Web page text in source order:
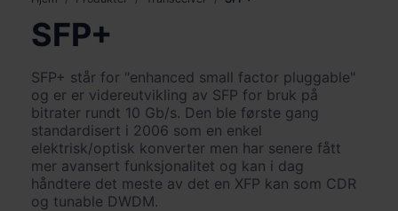
SFP+
SFP+ står for "enhanced small factor pluggable"
og er er videreutvikling av SFP for bruk på
bitrater rundt 10 Gb/s. Den ble første gang
standardisert i 2006 som en enkel
elektrisk/optisk konverter men har senere fått
mer avansert funksjonalitet og kan i dag
håndtere det meste av det en XFP kan som CDR
og tunable DWDM.